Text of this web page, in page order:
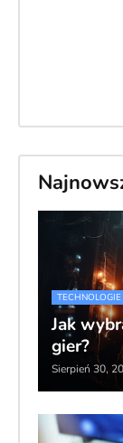
TECHNOLOGIE
Jak
gier?
Sierpień 30,